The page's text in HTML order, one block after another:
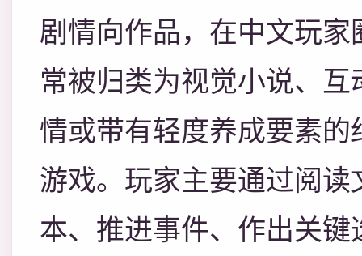
剧情向作品，在中文玩家
常被归类为视觉小说、互
情或带有轻度养成要素的
游戏。玩家主要通过阅读
本、推进事件、作出关键